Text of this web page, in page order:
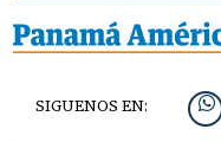
SIGUENOS EN: